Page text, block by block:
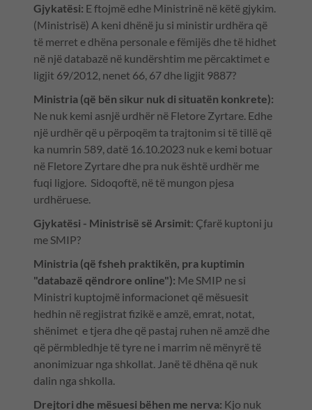
Gjykatësi: E ftojmë edhe Ministrinë në këtë gjykim.
(Ministrisë) A keni dhënë ju si ministir urdhëra që
të merret e dhëna personale e fëmijës dhe të hidhet
në një databazë në kundërshtim me përcaktimet e
ligjit 69/2012, nenet 66, 67 dhe ligjit 9887?
Ministria (që bën sikur nuk di situatën konkrete):
Ne nuk kemi asnjë urdhër në Fletore Zyrtare. Edhe
një urdhër që u përpoqëm ta trajtonim si të tillë që
ka numrin 589, datë 16.10.2023 nuk e kemi botuar
në Fletore Zyrtare dhe pra nuk është urdhër me
fuqi ligjore. Sidoqoftë, në të mungon pjesa
urdhëruese.
Gjykatësi - Ministrisë së Arsimit: Çfarë kuptoni ju
me SMIP?
Ministria (që fsheh praktikën, pra kuptimin
"databazë qëndrore online"): Me SMIP ne si
Ministri kuptojmë informacionet që mësuesit
hedhin në regjistrat fizikë e amzë, emrat, notat,
shënimet e tjera dhe që pastaj ruhen në amzë dhe
që përmbledhje të tyre ne i marrim në mënyrë të
anonimizuar nga shkollat. Janë të dhëna që nuk
dalin nga shkolla.
Drejtori dhe mësuesi bëhen me nerva: Kjo nuk